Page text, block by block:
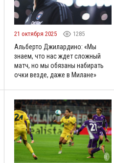
21 октября 2025 1285
Альберто Джилардино: «Мы
знаем, что нас ждет сложный
матч, но мы обязаны набирать
очки везде, даже в Милане»